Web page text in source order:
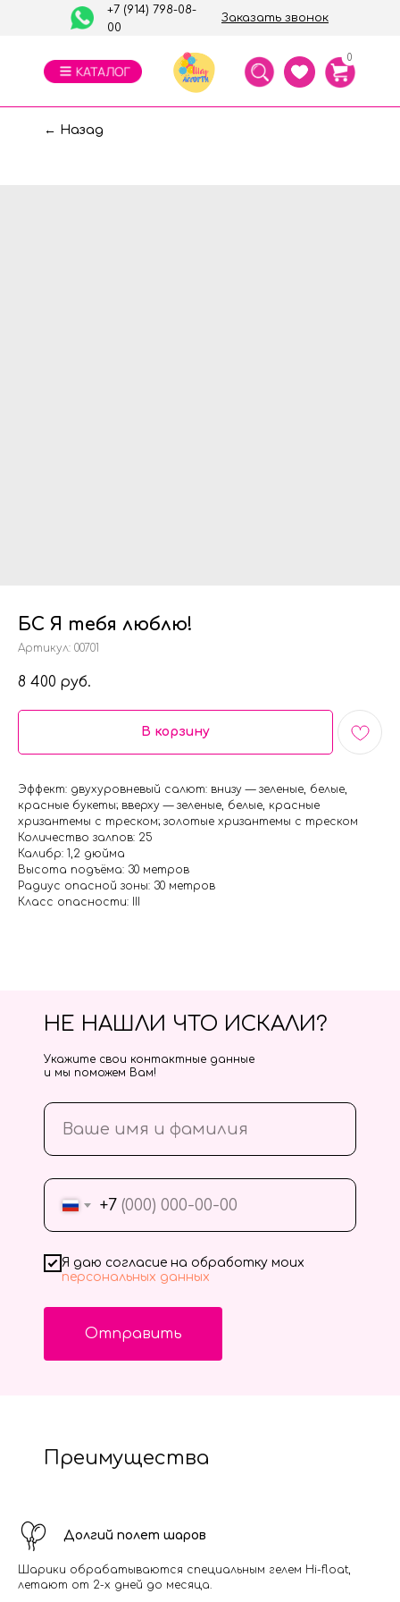
Заказать звонок
+7 (914) 798-08-
00
0
← Назад
БС Я тебя люблю!
Артикул: 00701
8 400 руб.
В корзину
Эффект: двухуровневый салют: внизу — зеленые, белые,
красные букеты; вверху — зеленые, белые, красные
хризантемы с треском; золотые хризантемы с треском
Количество залпов: 25
Калибр: 1,2 дюйма
Высота подъёма: 30 метров
Радиус опасной зоны: 30 метров
Класс опасности: III
+7
Я даю согласие на обработку моих
персональных данных
Отправить
НЕ НАШЛИ ЧТО ИСКАЛИ?
Укажите свои контактные данные
и мы поможем Вам!
Преимущества
Долгий полет шаров
Шарики обрабатываются специальным гелем Hi-float,
летают от 2-х дней до месяца.